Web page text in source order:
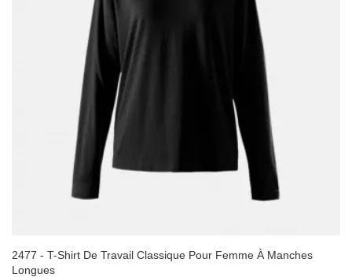
2477 - T-Shirt De Travail Classique Pour Femme À Manches
Longues